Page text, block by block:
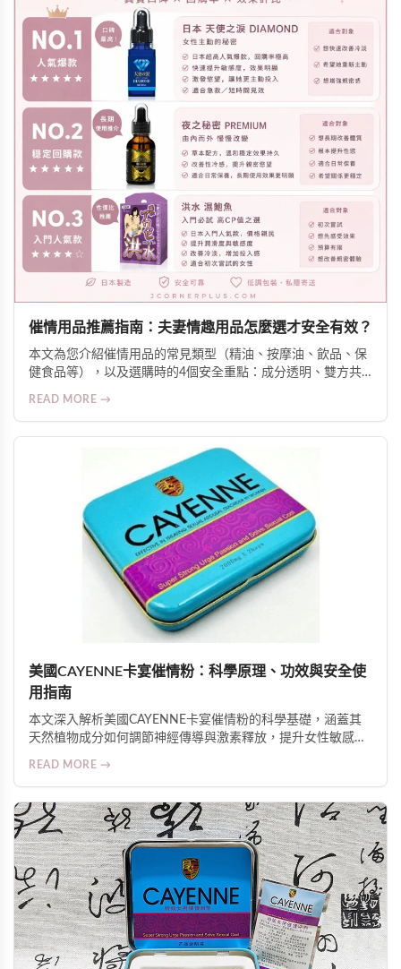
催情用品推薦指南：夫妻情趣用品怎麼選才安全有效？
本文為您介紹催情用品的常見類型（精油、按摩油、飲品、保
健食品等），以及選購時的4個安全重點：成分透明、雙方共
READ MORE →
美國CAYENNE卡宴催情粉：科學原理、功效與安全使
用指南
本文深入解析美國CAYENNE卡宴催情粉的科學基礎，涵蓋其
天然植物成分如何調節神經傳導與激素釋放，提升女性敏感
READ MORE →